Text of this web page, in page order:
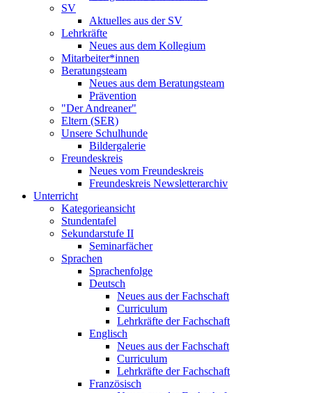
SV
Aktuelles aus der SV
Lehrkräfte
Neues aus dem Kollegium
Mitarbeiter*innen
Beratungsteam
Neues aus dem Beratungsteam
Prävention
"Der Andreaner"
Eltern (SER)
Unsere Schulhunde
Bildergalerie
Freundeskreis
Neues vom Freundeskreis
Freundeskreis Newsletterarchiv
Unterricht
Kategorieansicht
Stundentafel
Sekundarstufe II
Seminarfächer
Sprachen
Sprachenfolge
Deutsch
Neues aus der Fachschaft
Curriculum
Lehrkräfte der Fachschaft
Englisch
Neues aus der Fachschaft
Curriculum
Lehrkräfte der Fachschaft
Französisch